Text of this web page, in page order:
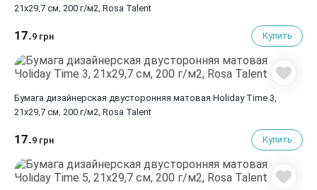
21х29,7 см, 200 г/м2, Rosa Talent
17.9 грн Купить
Бумага дизайнерская двусторонняя матовая Holiday Time 3,
21х29,7 см, 200 г/м2, Rosa Talent
17.9 грн Купить